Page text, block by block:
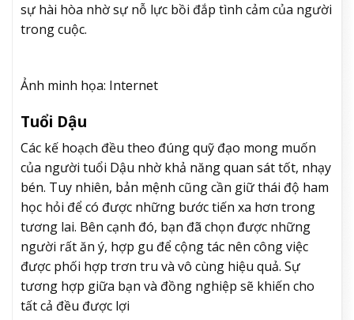
sự hài hòa nhờ sự nỗ lực bồi đắp tình cảm của người
trong cuộc.
Ảnh minh họa: Internet
Tuổi Dậu
Các kế hoạch đều theo đúng quỹ đạo mong muốn
của người tuổi Dậu nhờ khả năng quan sát tốt, nhạy
bén. Tuy nhiên, bản mệnh cũng cần giữ thái độ ham
học hỏi để có được những bước tiến xa hơn trong
tương lai. Bên cạnh đó, bạn đã chọn được những
người rất ăn ý, hợp gu để cộng tác nên công việc
được phối hợp trơn tru và vô cùng hiệu quả. Sự
tương hợp giữa bạn và đồng nghiệp sẽ khiến cho
tất cả đều được lợi